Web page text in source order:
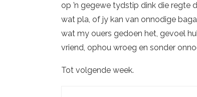
op ’n gegewe tydstip dink die regte
wat pla, of jy kan van onnodige
wat my ouers gedoen het, gevoel
vriend, ophou wroeg en sonder
Tot volgende week.